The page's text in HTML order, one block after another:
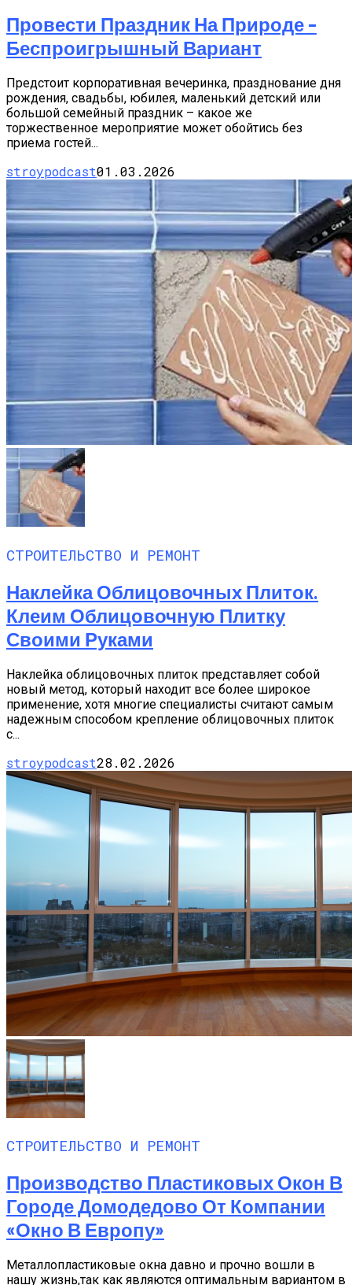
Провести Праздник На Природе –
Беспроигрышный Вариант
Предстоит корпоративная вечеринка, празднование дня
рождения, свадьбы, юбилея, маленький детский или
большой семейный праздник – какое же
торжественное мероприятие может обойтись без
приема гостей...
stroypodcast01.03.2026
СТРОИТЕЛЬСТВО И РЕМОНТ
Наклейка Облицовочных Плиток.
Клеим Облицовочную Плитку
Своими Руками
Наклейка облицовочных плиток представляет собой
новый метод, который находит все более широкое
применение, хотя многие специалисты считают самым
надежным способом крепление облицовочных плиток
с...
stroypodcast28.02.2026
СТРОИТЕЛЬСТВО И РЕМОНТ
Производство Пластиковых Окон В
Городе Домодедово От Компании
«Окно В Европу»
Металлопластиковые окна давно и прочно вошли в
нашу жизнь,так как являются оптимальным вариантом в